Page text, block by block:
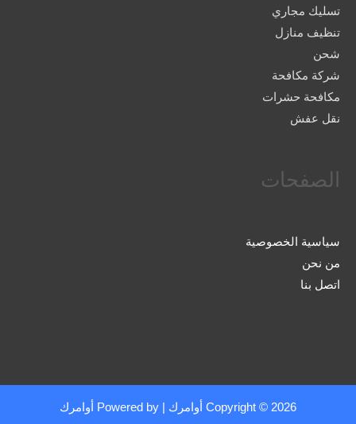
تسليك مجاري
تنظيف منازل
شحن
شركة مكافحة
مكافحة حشرات
نقل عفش
الصفحات
سياسية الخصوصية
من نحن
اتصل بنا
Copyright © 2026 أوامرك أوامرك